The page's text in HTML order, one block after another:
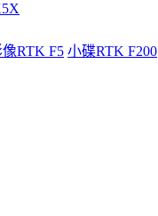
像RTK F5 小碟RTK F200